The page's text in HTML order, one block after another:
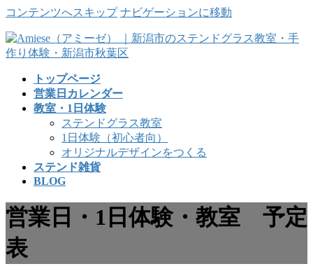
コンテンツへスキップ ナビゲーションに移動
トップページ
営業日カレンダー
教室・1日体験
ステンドグラス教室
1日体験（初心者向）
オリジナルデザインをつくる
ステンド雑貨
BLOG
営業日・1日体験・教室 予定
表